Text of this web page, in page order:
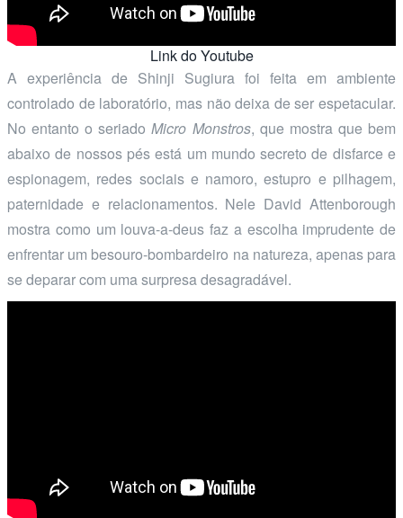
Link do Youtube
A experiência de Shinji Sugiura foi feita em ambiente
controlado de laboratório, mas não deixa de ser espetacular.
No entanto o seriadoMicro Monstros, que mostra que bem
abaixo de nossos pés está um mundo secreto de disfarce e
espionagem, redes sociais e namoro, estupro e pilhagem,
paternidade e relacionamentos. Nele David Attenborough
mostra como um louva-a-deus faz a escolha imprudente de
enfrentar um besouro-bombardeiro na natureza, apenas para
se deparar com uma surpresa desagradável.